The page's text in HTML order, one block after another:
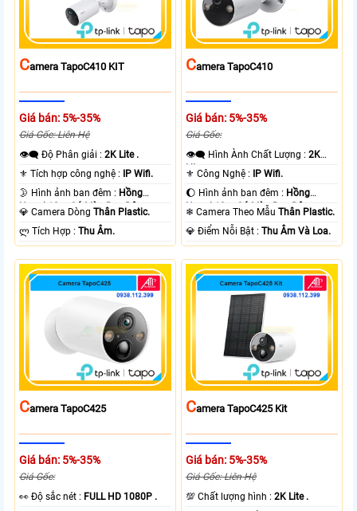
CAmera TapoC410 KIT
Giá bán: 5%-35%
Giá Gốc: Liên Hệ
👁️‍🗨 Độ Phân giải :2K Lite .
⚜️ Tích hợp công nghệ : IP Wifi.
🌛 Hình ảnh ban đêm : Hồng
Ngoại 10m Có Màu Ban Ðêm.
💎 Camera DòngThân Plastic.
️ლ Tích Hợp :Thu Âm.
CAmera TapoC410
Giá bán: 5%-35%
Giá Gốc:
👁️‍🗨 Hình Ành Chất Lượng :2K
Lite .
⚜️ Công Nghệ : IP Wifi.
🌔 Hình ảnh ban đêm : Hồng
Ngoại 10m Có Màu Ban Ðêm.
❄ Camera Theo MẫuThân Plastic.
️💎 Điểm Nỗi Bật :Thu Âm Và Loa.
CAmera TapoC425
Giá bán: 5%-35%
Giá Gốc:
️👀 Độ sắc nét : FULL HD 1080P .
CAmera TapoC425 Kit
Giá bán: 5%-35%
Giá Gốc: Liên Hệ
💯 Chất lượng hình :2K Lite .